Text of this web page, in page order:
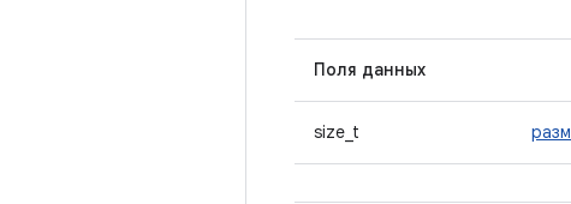
Поля данных
size_t